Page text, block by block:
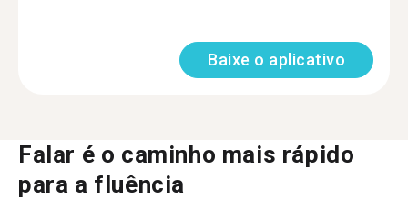
Baixe o aplicativo
Falar é o caminho mais rápido
para a fluência